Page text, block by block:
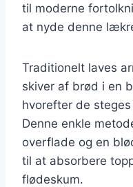
til moderne
at nyde denne
Traditionelt laves
skiver af brød i en
hvorefter de
Denne enkle
overflade og en
til at absorbere
flødeskum.